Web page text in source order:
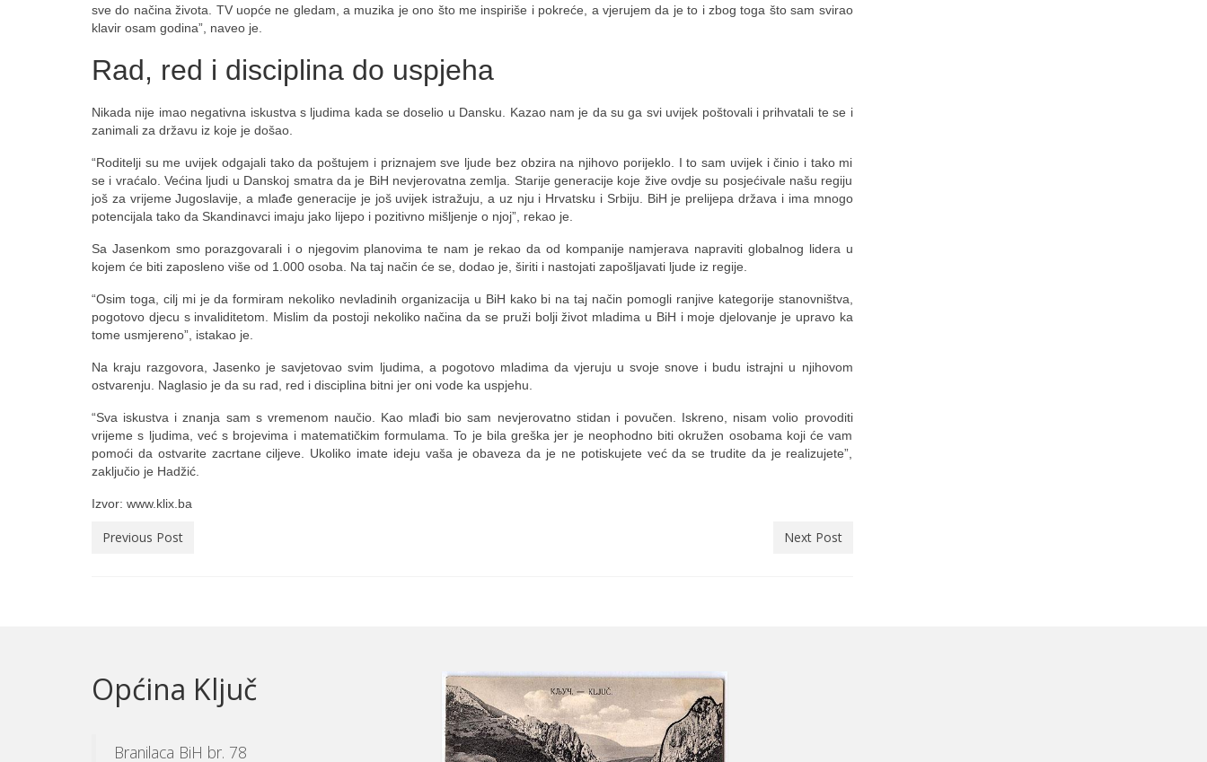
sve do načina života. TV uopće ne gledam, a muzika je ono što me inspiriše i pokreće, a vjerujem da je to i zbog toga što sam svirao
klavir osam godina”, naveo je.
Rad, red i disciplina do uspjeha
Nikada nije imao negativna iskustva s ljudima kada se doselio u Dansku. Kazao nam je da su ga svi uvijek poštovali i prihvatali te se i
zanimali za državu iz koje je došao.
“Roditelji su me uvijek odgajali tako da poštujem i priznajem sve ljude bez obzira na njihovo porijeklo. I to sam uvijek i činio i tako mi
se i vraćalo. Većina ljudi u Danskoj smatra da je BiH nevjerovatna zemlja. Starije generacije koje žive ovdje su posjećivale našu regiju
još za vrijeme Jugoslavije, a mlađe generacije je još uvijek istražuju, a uz nju i Hrvatsku i Srbiju. BiH je prelijepa država i ima mnogo
potencijala tako da Skandinavci imaju jako lijepo i pozitivno mišljenje o njoj”, rekao je.
Sa Jasenkom smo porazgovarali i o njegovim planovima te nam je rekao da od kompanije namjerava napraviti globalnog lidera u
kojem će biti zaposleno više od 1.000 osoba. Na taj način će se, dodao je, širiti i nastojati zapošljavati ljude iz regije.
“Osim toga, cilj mi je da formiram nekoliko nevladinih organizacija u BiH kako bi na taj način pomogli ranjive kategorije stanovništva,
pogotovo djecu s invaliditetom. Mislim da postoji nekoliko načina da se pruži bolji život mladima u BiH i moje djelovanje je upravo ka
tome usmjereno”, istakao je.
Na kraju razgovora, Jasenko je savjetovao svim ljudima, a pogotovo mladima da vjeruju u svoje snove i budu istrajni u njihovom
ostvarenju. Naglasio je da su rad, red i disciplina bitni jer oni vode ka uspjehu.
“Sva iskustva i znanja sam s vremenom naučio. Kao mlađi bio sam nevjerovatno stidan i povučen. Iskreno, nisam volio provoditi
vrijeme s ljudima, već s brojevima i matematičkim formulama. To je bila greška jer je neophodno biti okružen osobama koji će vam
pomoći da ostvarite zacrtane ciljeve. Ukoliko imate ideju vaša je obaveza da je ne potiskujete već da se trudite da je realizujete”,
zaključio je Hadžić.
Izvor: www.klix.ba
Previous Post Next Post
Općina Ključ
Branilaca BiH br. 78